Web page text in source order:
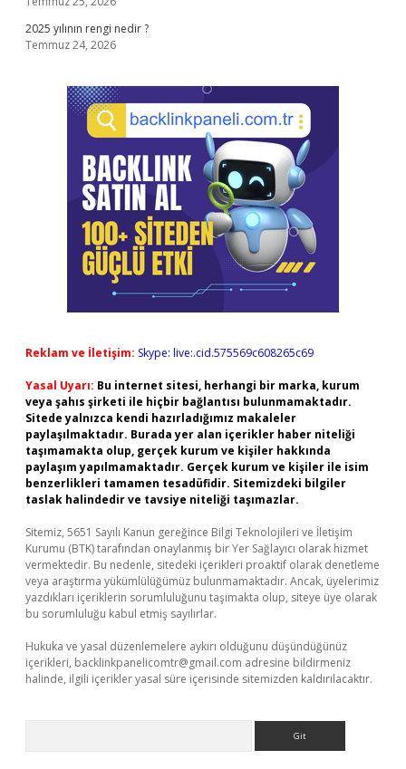
2025 yılının rengi nedir ?
Temmuz 24, 2026
Reklam ve İletişim: Skype: live:.cid.575569c608265c69
Yasal Uyarı: Bu internet sitesi, herhangi bir marka, kurum
veya şahıs şirketi ile hiçbir bağlantısı bulunmamaktadır.
Sitede yalnızca kendi hazırladığımız makaleler
paylaşılmaktadır. Burada yer alan içerikler haber niteliği
taşımamakta olup, gerçek kurum ve kişiler hakkında
paylaşım yapılmamaktadır. Gerçek kurum ve kişiler ile isim
benzerlikleri tamamen tesadüfidir. Sitemizdeki bilgiler
taslak halindedir ve tavsiye niteliği taşımazlar.
Sitemiz, 5651 Sayılı Kanun gereğince Bilgi Teknolojileri ve İletişim
Kurumu (BTK) tarafından onaylanmış bir Yer Sağlayıcı olarak hizmet
vermektedir. Bu nedenle, sitedeki içerikleri proaktif olarak denetleme
veya araştırma yükümlülüğümüz bulunmamaktadır. Ancak, üyelerimiz
yazdıkları içeriklerin sorumluluğunu taşımakta olup, siteye üye olarak
bu sorumluluğu kabul etmiş sayılırlar.
Hukuka ve yasal düzenlemelere aykırı olduğunu düşündüğünüz
içerikleri, backlinkpanelicomtr@gmail.com adresine bildirmeniz
halinde, ilgili içerikler yasal süre içerisinde sitemizden kaldırılacaktır.